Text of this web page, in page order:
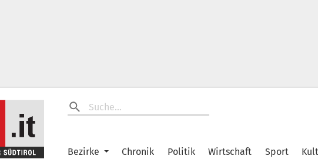
Bezirke Chronik Politik Wirtschaft Sport